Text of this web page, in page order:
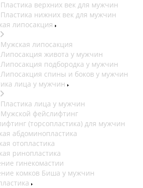
Пластика верхних век для мужчин
Пластика нижних век для мужчин
липосакция
Мужская липосакция
Липосакция живота у мужчин
Липосакция подбородка у мужчин
Липосакция спины и боков у мужчин
лица у мужчин
Пластика лица у мужчин
Мужской фейслифтинг
(торсопластика) для мужчин
абдоминопластика
отопластика
ринопластика
гинекомастии
комков Биша у мужчин